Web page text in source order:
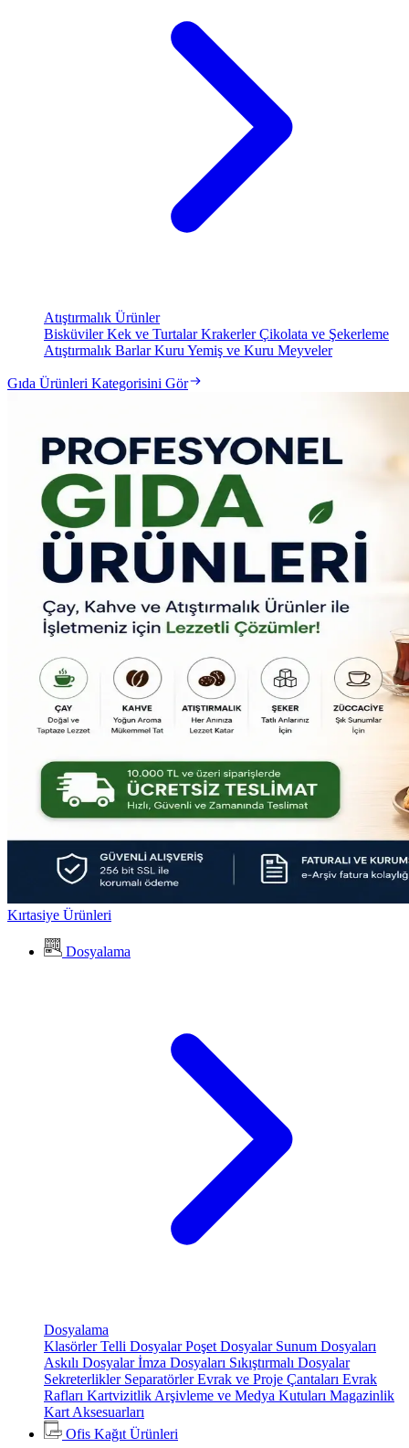
Atıştırmalık Ürünler
BisküvilerKek ve TurtalarKrakerlerÇikolata ve Şekerleme
Atıştırmalık BarlarKuru Yemiş ve Kuru Meyveler
Gıda Ürünleri Kategorisini Gör
Kırtasiye Ürünleri
Dosyalama
Dosyalama
KlasörlerTelli DosyalarPoşet Dosyalar Sunum Dosyaları
Askılı Dosyalarİmza Dosyaları Sıkıştırmalı Dosyalar
Sekreterlikler SeparatörlerEvrak ve Proje Çantaları Evrak
Rafları Kartvizitlik Arşivleme ve Medya Kutuları Magazinlik
Kart Aksesuarları
Ofis Kağıt Ürünleri